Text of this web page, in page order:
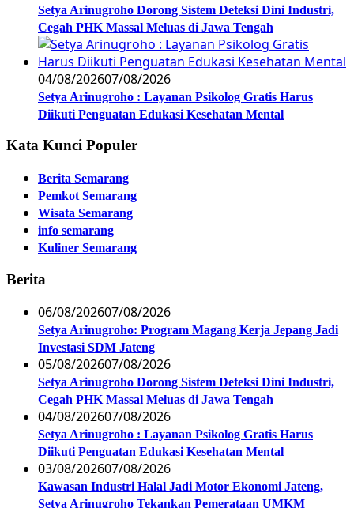
Setya Arinugroho Dorong Sistem Deteksi Dini Industri,
Cegah PHK Massal Meluas di Jawa Tengah
04/08/202607/08/2026
Setya Arinugroho : Layanan Psikolog Gratis Harus
Diikuti Penguatan Edukasi Kesehatan Mental
Kata Kunci Populer
Berita Semarang
Pemkot Semarang
Wisata Semarang
info semarang
Kuliner Semarang
Berita
06/08/202607/08/2026
Setya Arinugroho: Program Magang Kerja Jepang Jadi
Investasi SDM Jateng
05/08/202607/08/2026
Setya Arinugroho Dorong Sistem Deteksi Dini Industri,
Cegah PHK Massal Meluas di Jawa Tengah
04/08/202607/08/2026
Setya Arinugroho : Layanan Psikolog Gratis Harus
Diikuti Penguatan Edukasi Kesehatan Mental
03/08/202607/08/2026
Kawasan Industri Halal Jadi Motor Ekonomi Jateng,
Setya Arinugroho Tekankan Pemerataan UMKM